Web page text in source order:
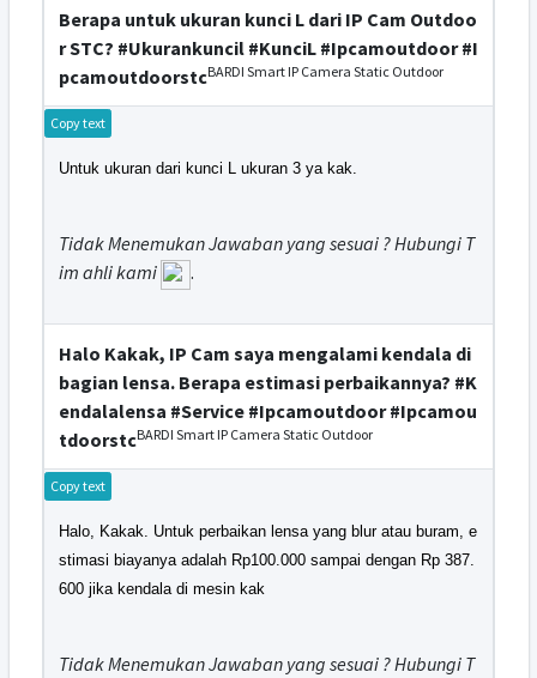
Berapa untuk ukuran kunci L dari IP Cam Outdoo
r STC? #Ukurankuncil #KunciL #Ipcamoutdoor #I
pcamoutdoorstcBARDI Smart IP Camera Static Outdoor
Copy text
Untuk ukuran dari kunci L ukuran 3 ya kak.
Tidak Menemukan Jawaban yang sesuai ? Hubungi T
im ahli kami
.
Halo Kakak, IP Cam saya mengalami kendala di
bagian lensa. Berapa estimasi perbaikannya? #K
endalalensa #Service #Ipcamoutdoor #Ipcamou
tdoorstcBARDI Smart IP Camera Static Outdoor
Copy text
Halo, Kakak. Untuk perbaikan lensa yang blur atau buram, e
stimasi biayanya adalah Rp100.000 sampai dengan Rp 387.
600 jika kendala di mesin kak
Tidak Menemukan Jawaban yang sesuai ? Hubungi T